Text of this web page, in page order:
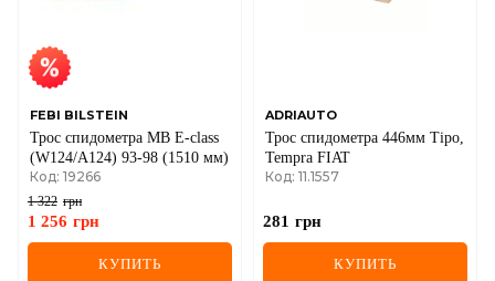
FEBI BILSTEIN
Трос спидометра MB E-class
(W124/A124) 93-98 (1510 мм)
Код: 19266
1 322 грн
1 256 грн
КУПИТЬ
ADRIAUTO
Трос спидометра 446мм Tipo,
Tempra FIAT
Код: 11.1557
281 грн
КУПИТЬ